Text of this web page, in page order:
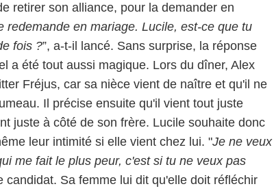
retirer son alliance, pour la demander en
redemande en mariage. Lucile, est-ce que tu
fois ?”, a-t-il lancé. Sans surprise, la réponse
a été tout aussi magique. Lors du dîner, Alex
Fréjus, car sa nièce vient de naître et qu'il ne
Il précise ensuite qu'il vient tout juste
juste à côté de son frère. Lucile souhaite donc
leur intimité si elle vient chez lui. "Je ne veux
me fait le plus peur, c'est si tu ne veux pas
candidat. Sa femme lui dit qu'elle doit réfléchir